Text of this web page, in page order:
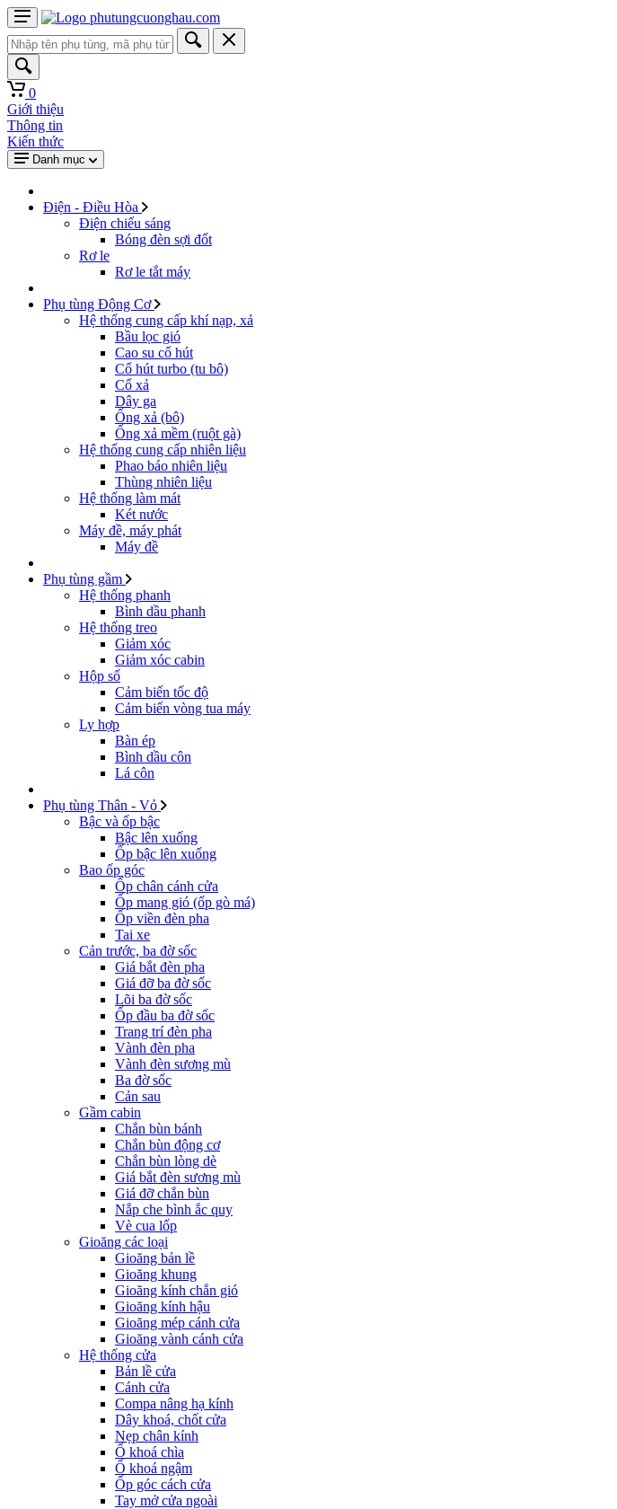
0
Giới thiệu
Thông tin
Kiến thức
Danh mục
Điện - Điều Hòa
Điện chiếu sáng
Bóng đèn sợi đốt
Rơ le
Rơ le tắt máy
Phụ tùng Động Cơ
Hệ thống cung cấp khí nạp, xả
Bầu lọc gió
Cao su cổ hút
Cổ hút turbo (tu bô)
Cổ xả
Dây ga
Ống xả (bô)
Ống xả mềm (ruột gà)
Hệ thống cung cấp nhiên liệu
Phao báo nhiên liệu
Thùng nhiên liệu
Hệ thống làm mát
Két nước
Máy đề, máy phát
Máy đề
Phụ tùng gầm
Hệ thống phanh
Bình dầu phanh
Hệ thống treo
Giảm xóc
Giảm xóc cabin
Hộp số
Cảm biến tốc độ
Cảm biến vòng tua máy
Ly hợp
Bàn ép
Bình dầu côn
Lá côn
Phụ tùng Thân - Vỏ
Bậc và ốp bậc
Bậc lên xuống
Ốp bậc lên xuống
Bao ốp góc
Ốp chân cánh cửa
Ốp mang gió (ốp gò má)
Ốp viền đèn pha
Tai xe
Cản trước, ba đờ sốc
Giá bắt đèn pha
Giá đỡ ba đờ sốc
Lõi ba đờ sốc
Ốp đầu ba đờ sốc
Trang trí đèn pha
Vành đèn pha
Vành đèn sương mù
Ba đờ sốc
Cản sau
Gầm cabin
Chắn bùn bánh
Chắn bùn động cơ
Chắn bùn lòng dè
Giá bắt đèn sương mù
Giá đỡ chắn bùn
Nắp che bình ắc quy
Vè cua lốp
Gioăng các loại
Gioăng bản lề
Gioăng khung
Gioăng kính chắn gió
Gioăng kính hậu
Gioăng mép cánh cửa
Gioăng vành cánh cửa
Hệ thống cửa
Bản lề cửa
Cánh cửa
Compa nâng hạ kính
Dây khoá, chốt cửa
Nẹp chân kính
Ổ khoá chìa
Ổ khoá ngậm
Ốp góc cách cửa
Tay mở cửa ngoài